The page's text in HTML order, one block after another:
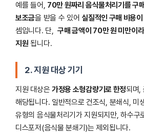
예를 들어, 70만 원짜리 음식물처리기를 구
보조금을 받을 수 있어 실질적인 구매 비용
셈입니다. 단, 구매 금액이 70만 원 미만이
지원 됩니다.
2. 지원 대상 기기
지원 대상은 가정용 소형감량기로 한정되며,
해당됩니다. 일반적으로 건조식, 분쇄식, 미
유형의 음식물처리기가 지원되지만, 하수구
디스포저(음식물 분쇄기)는 제외됩니다.